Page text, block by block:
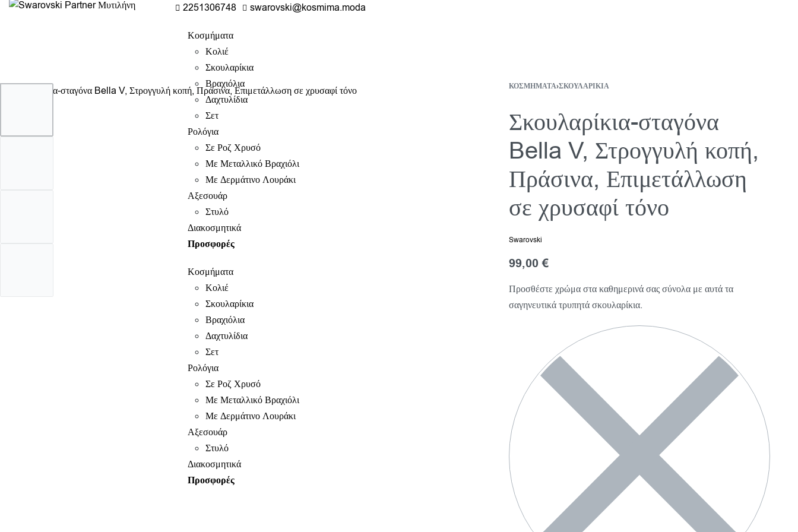
2251306748 swarovski@kosmima.moda
Κοσμήματα
Κολιέ
Σκουλαρίκια
Βραχιόλια
Δαχτυλίδια
Σετ
Ρολόγια
Σε Ροζ Χρυσό
Με Μεταλλικό Βραχιόλι
Με Δερμάτινο Λουράκι
Αξεσουάρ
Στυλό
Διακοσμητικά
Προσφορές
Κοσμήματα
Κολιέ
Σκουλαρίκια
Βραχιόλια
Δαχτυλίδια
Σετ
Ρολόγια
Σε Ροζ Χρυσό
Με Μεταλλικό Βραχιόλι
Με Δερμάτινο Λουράκι
Αξεσουάρ
Στυλό
Διακοσμητικά
Προσφορές
ΚΟΣΜΉΜΑΤΑ›ΣΚΟΥΛΑΡΊΚΙΑ
Σκουλαρίκια-σταγόνα
Bella V, Στρογγυλή κοπή,
Πράσινα, Επιμετάλλωση
σε χρυσαφί τόνο
Swarovski
99,00€
Προσθέστε χρώμα στα καθημερινά σας σύνολα με αυτά τα
σαγηνευτικά τρυπητά σκουλαρίκια.